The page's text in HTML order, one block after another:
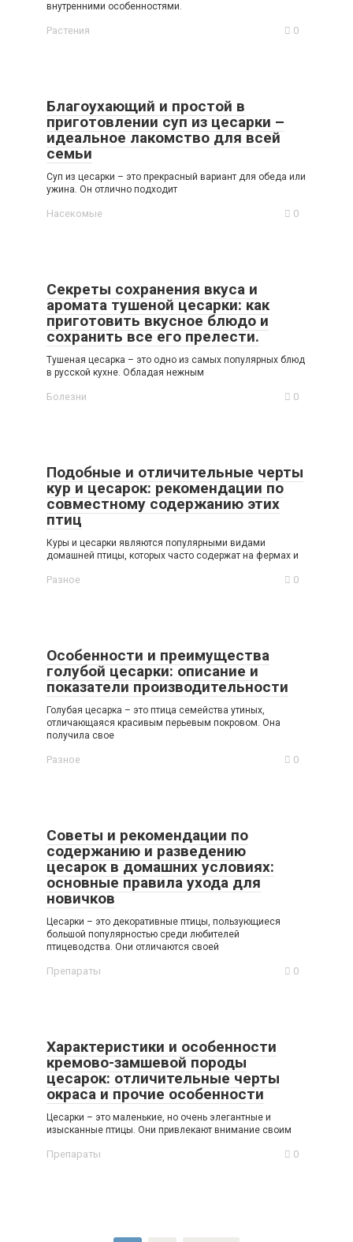
внутренними особенностями.
Растения 0
Благоухающий и простой в
приготовлении суп из цесарки –
идеальное лакомство для всей
семьи
Суп из цесарки – это прекрасный вариант для обеда или
ужина. Он отлично подходит
Насекомые 0
Секреты сохранения вкуса и
аромата тушеной цесарки: как
приготовить вкусное блюдо и
сохранить все его прелести.
Тушеная цесарка – это одно из самых популярных блюд
в русской кухне. Обладая нежным
Болезни 0
Подобные и отличительные черты
кур и цесарок: рекомендации по
совместному содержанию этих
птиц
Куры и цесарки являются популярными видами
домашней птицы, которых часто содержат на фермах и
Разное 0
Особенности и преимущества
голубой цесарки: описание и
показатели производительности
Голубая цесарка – это птица семейства утиных,
отличающаяся красивым перьевым покровом. Она
получила свое
Разное 0
Советы и рекомендации по
содержанию и разведению
цесарок в домашних условиях:
основные правила ухода для
новичков
Цесарки – это декоративные птицы, пользующиеся
большой популярностью среди любителей
птицеводства. Они отличаются своей
Препараты 0
Характеристики и особенности
кремово-замшевой породы
цесарок: отличительные черты
окраса и прочие особенности
Цесарки – это маленькие, но очень элегантные и
изысканные птицы. Они привлекают внимание своим
Препараты 0